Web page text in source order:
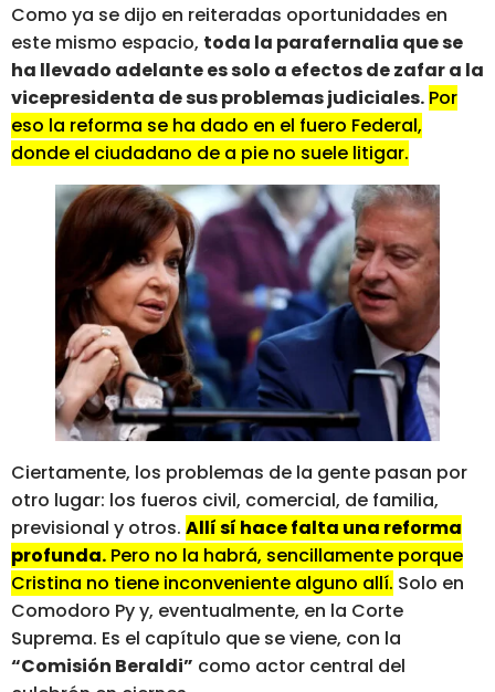
Como ya se dijo en reiteradas oportunidades en
este mismo espacio, toda la parafernalia que se
ha llevado adelante es solo a efectos de zafar a la
vicepresidenta de sus problemas judiciales. Por
eso la reforma se ha dado en el fuero Federal,
donde el ciudadano de a pie no suele litigar.
Ciertamente, los problemas de la gente pasan por
otro lugar: los fueros civil, comercial, de familia,
previsional y otros. Allí sí hace falta una reforma
profunda. Pero no la habrá, sencillamente porque
Cristina no tiene inconveniente alguno allí. Solo en
Comodoro Py y, eventualmente, en la Corte
Suprema. Es el capítulo que se viene, con la
“Comisión Beraldi” como actor central del